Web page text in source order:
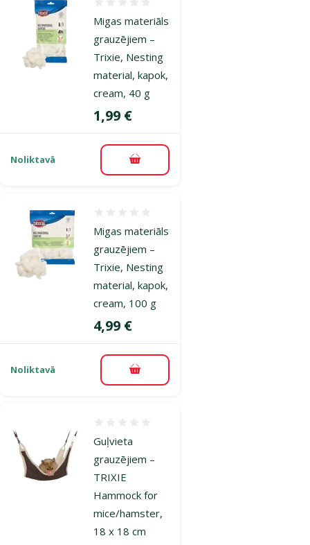
Migas materiāls
grauzējiem –
Trixie, Nesting
material, kapok,
cream, 40 g
Cena
1,99 €
Noliktavā Pievienot grozam
Migas materiāls
grauzējiem –
Trixie, Nesting
material, kapok,
cream, 100 g
Cena
4,99 €
Noliktavā Pievienot grozam
Guļvieta
grauzējiem –
TRIXIE
Hammock for
mice/hamster,
18 x 18 cm